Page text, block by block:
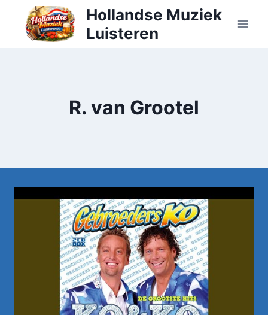
Doorgaan
inhoud
Hollandse Muziek
Luisteren
R. van Grootel